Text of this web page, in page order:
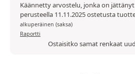
Käännetty arvostelu, jonka on
perusteella 11.11.2025 ostetusta
alkuperäinen (saksa)
Raportti
Ostaisitko samat renkaat